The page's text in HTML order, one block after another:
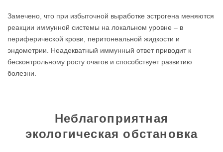
Замечено, что при избыточной выработке эстрогена меняются
реакции иммунной системы на локальном уровне – в
периферической крови, перитонеальной жидкости и
эндометрии. Неадекватный иммунный ответ приводит к
бесконтрольному росту очагов и способствует развитию
болезни.
Неблагоприятная
экологическая обстановка